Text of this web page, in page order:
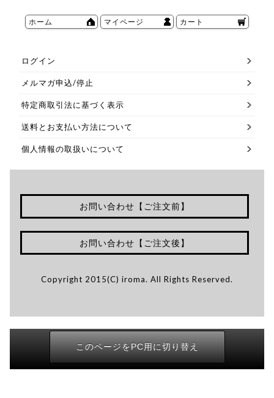
ホーム マイページ カート
ログイン
メルマガ申込/停止
特定商取引法に基づく表示
送料とお支払い方法について
個人情報の取扱いについて
お問い合わせ【ご注文前】
お問い合わせ【ご注文後】
Copyright 2015(C) iroma. All Rights Reserved.
このページをPC用に切り替え